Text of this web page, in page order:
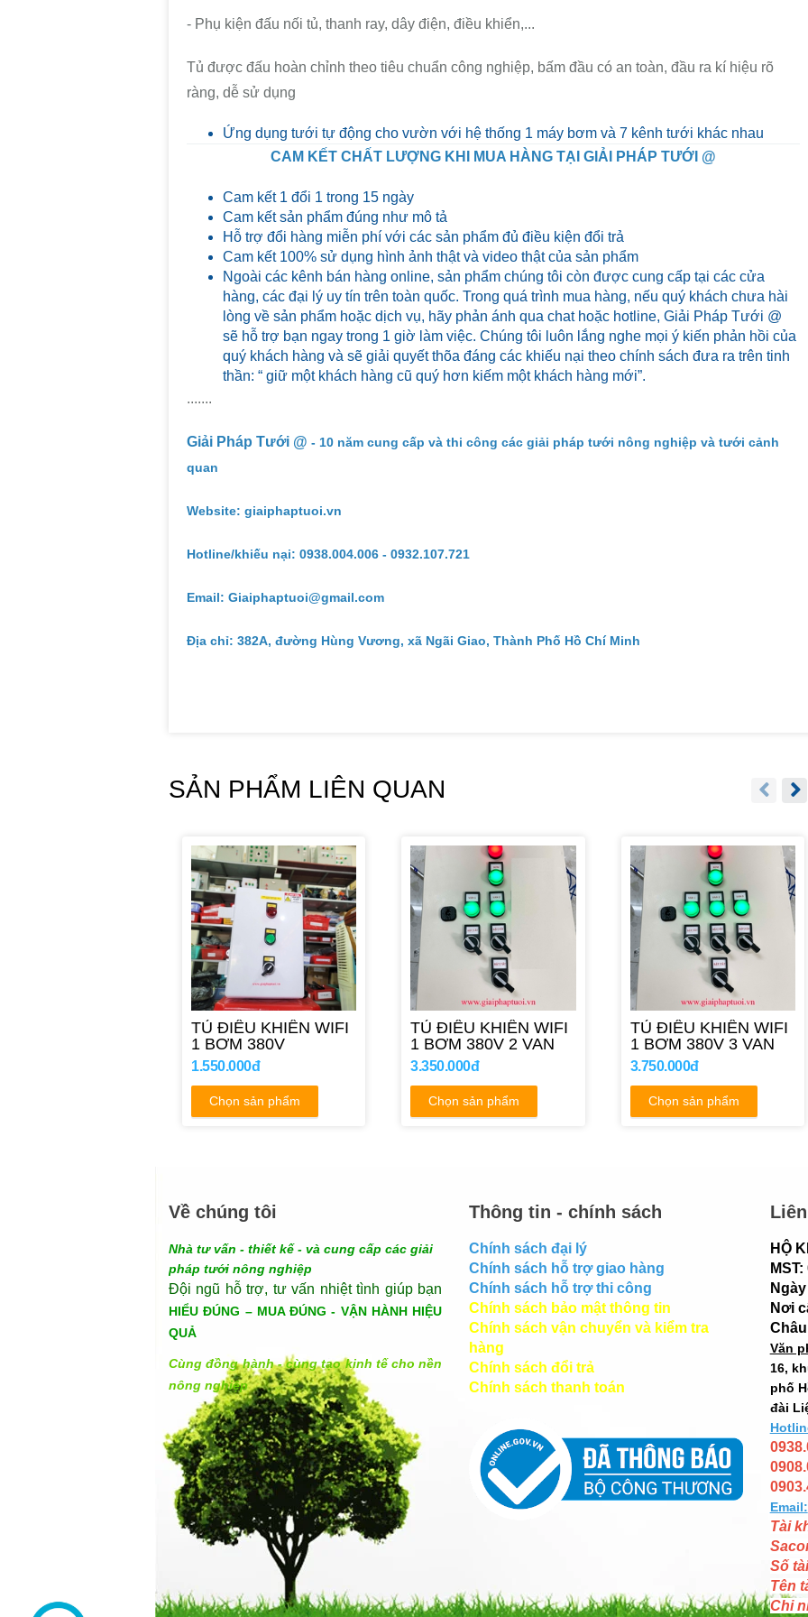
- Phụ kiện đấu nối tủ, thanh ray, dây điện, điều khiển,...
Tủ được đấu hoàn chỉnh theo tiêu chuẩn công nghiệp, bấm đầu có an toàn, đầu ra kí hiệu rõ
ràng, dễ sử dụng
Ứng dụng tưới tự động cho vườn với hệ thống 1 máy bơm và 7 kênh tưới khác nhau
CAM KẾT CHẤT LƯỢNG KHI MUA HÀNG TẠI GIẢI PHÁP TƯỚI @
Cam kết 1 đổi 1 trong 15 ngày
Cam kết sản phẩm đúng như mô tả
Hỗ trợ đổi hàng miễn phí với các sản phẩm đủ điều kiện đổi trả
Cam kết 100% sử dụng hình ảnh thật và video thật của sản phẩm
Ngoài các kênh bán hàng online, sản phẩm chúng tôi còn được cung cấp tại các cửa
hàng, các đại lý uy tín trên toàn quốc. Trong quá trình mua hàng, nếu quý khách chưa hài
lòng về sản phẩm hoặc dịch vụ, hãy phản ánh qua chat hoặc hotline, Giải Pháp Tưới @
sẽ hỗ trợ bạn ngay trong 1 giờ làm việc. Chúng tôi luôn lắng nghe mọi ý kiến phản hồi của
quý khách hàng và sẽ giải quyết thõa đáng các khiếu nại theo chính sách đưa ra trên tinh
thần: “ giữ một khách hàng cũ quý hơn kiếm một khách hàng mới”.
.......
Giải Pháp Tưới @ - 10 năm cung cấp và thi công các giải pháp tưới nông nghiệp và tưới cảnh
quan
Website: giaiphaptuoi.vn
Hotline/khiếu nại: 0938.004.006 - 0932.107.721
Email: Giaiphaptuoi@gmail.com
Địa chỉ: 382A, đường Hùng Vương, xã Ngãi Giao, Thành Phố Hồ Chí Minh
SẢN PHẨM LIÊN QUAN
TỦ ĐIỀU KHIỂN WIFI
1 BƠM 380V
1.550.000đ
Chọn sản phẩm
TỦ ĐIỀU KHIỂN WIFI
1 BƠM 380V 2 VAN
3.350.000đ
Chọn sản phẩm
TỦ ĐIỀU KHIỂN WIFI
1 BƠM 380V 3 VAN
3.750.000đ
Chọn sản phẩm
Về chúng tôi
Nhà tư vấn - thiết kế - và cung cấp các giải
pháp tưới nông nghiệp
Đội ngũ hỗ trợ, tư vấn nhiệt tình giúp bạn
HIỂU ĐÚNG – MUA ĐÚNG - VẬN HÀNH HIỆU
QUẢ
Cùng đồng hành - cùng tạo kinh tế cho nền
nông nghiệp
Thông tin - chính sách
Chính sách đại lý
Chính sách hỗ trợ giao hàng
Chính sách hỗ trợ thi công
Chính sách bảo mật thông tin
Chính sách vận chuyển và kiểm tra
hàng
Chính sách đổi trả
Chính sách thanh toán
HỘ
Nơi
Văn
16,
phố
đài
Email:
Tài
Số
Tên
Chi